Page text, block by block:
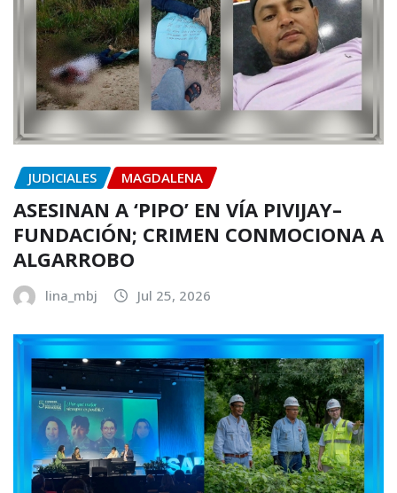
JUDICIALES MAGDALENA
ASESINAN A ‘PIPO’ EN VÍA PIVIJAY–
FUNDACIÓN; CRIMEN CONMOCIONA A
ALGARROBO
lina_mbj Jul 25, 2026